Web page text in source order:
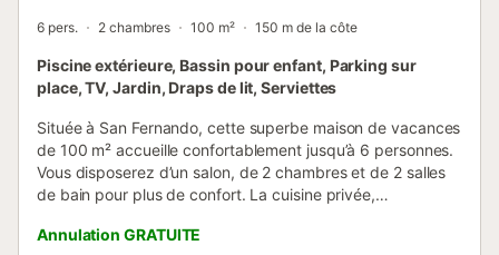
6 pers. 2 chambres 100 m² 150 m de la côte
Piscine extérieure, Bassin pour enfant, Parking sur
place, TV, Jardin, Draps de lit, Serviettes
Située à San Fernando, cette superbe maison de vacances
de 100 m² accueille confortablement jusqu’à 6 personnes.
Vous disposerez d’un salon, de 2 chambres et de 2 salles
de bain pour plus de confort. La cuisine privée,
à votre rythme. Les équipements comprennent le
Annulation GRATUITE